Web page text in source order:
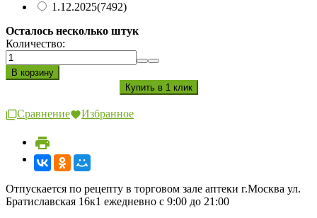
1.12.2025(7492)
Осталось несколько штук
Количество:
Сравнение Избранное
Отпускается по рецепту в торговом зале аптеки г.Москва ул.
Братиславская 16к1 ежедневно с 9:00 до 21:00